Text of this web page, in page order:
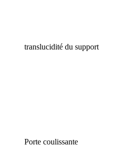
translucidité du support
Porte coulissante